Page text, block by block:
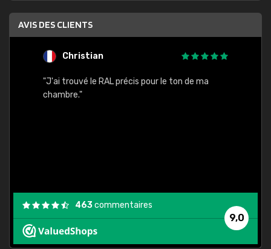
AVIS DES CLIENTS
Christian
"J'ai trouvé le RAL précis pour le ton de ma
chambre."
9,0
463commentaires